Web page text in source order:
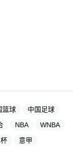
篮球
中国足球
NBA
WNBA
意甲